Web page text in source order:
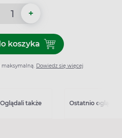
+
koszyka
Dodaj do koszyka Sortis
maksymalną. Dowiedz się więcej
Oglądali także Ostatnio